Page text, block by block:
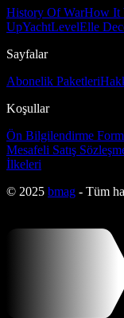
History Of WarHow It
UpYachtLevelElle
Sayfalar
Abonelik Paketleri
Koşullar
Ön Bilgilendirme
Mesafeli Satış
İlkeleri
© 2025 bmag - Tüm